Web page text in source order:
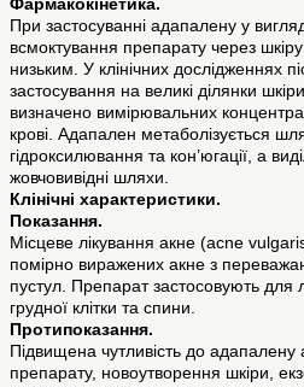
Фармакокінетика.
При застосуванні адапалену у
всмоктування препарату через
низьким. У клінічних дослідженнях
застосування на великі ділянки
визначено вимірювальних
крові. Адапален метаболізується
гідроксилювання та кон’югації, а
жовчовивідні шляхи.
Клінічні характеристики.
Показання.
Місцеве лікування акне (acne
помірно виражених акне з
пустул. Препарат застосовують для
грудної клітки та спини.
Протипоказання.
Підвищена чутливість до адапалену
препарату, новоутворення шкіри,